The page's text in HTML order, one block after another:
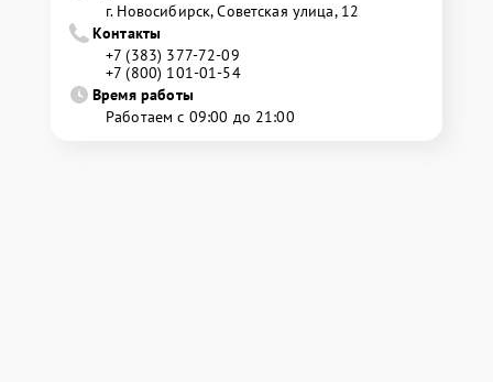
г. Новосибирск, Советская улица, 12
Контакты
+7 (383) 377-72-09
+7 (800) 101-01-54
Время работы
Работаем с 09:00 до 21:00